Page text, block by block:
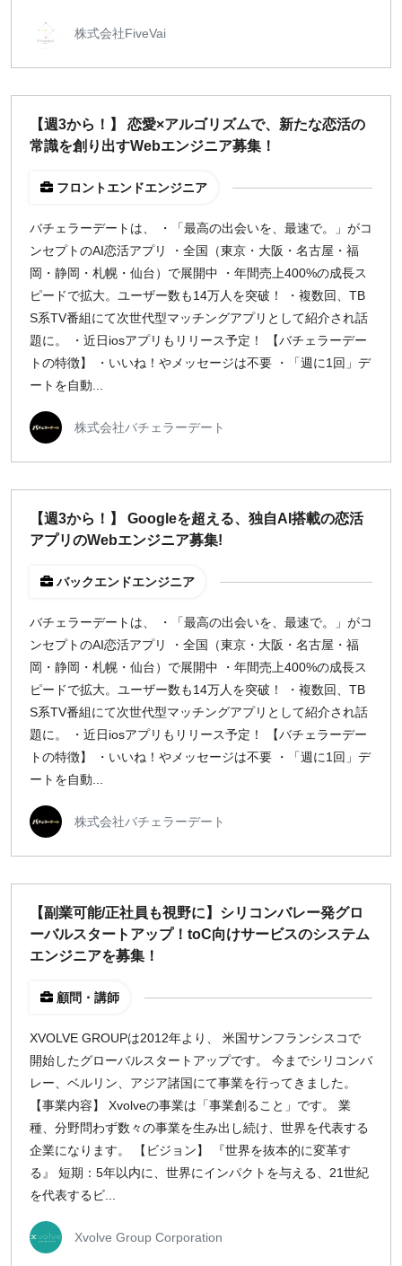
株式会社FiveVai
【週3から！】 恋愛×アルゴリズムで、新たな恋活の
常識を創り出すWebエンジニア募集！
フロントエンドエンジニア
バチェラーデートは、 ・「最高の出会いを、最速で。」がコ
ンセプトのAI恋活アプリ ・全国（東京・大阪・名古屋・福
岡・静岡・札幌・仙台）で展開中 ・年間売上400%の成長ス
ピードで拡大。ユーザー数も14万人を突破！ ・複数回、TB
S系TV番組にて次世代型マッチングアプリとして紹介され話
題に。 ・近日iosアプリもリリース予定！ 【バチェラーデー
トの特徴】 ・いいね！やメッセージは不要 ・「週に1回」デ
ートを自動...
株式会社バチェラーデート
【週3から！】 Googleを超える、独自AI搭載の恋活
アプリのWebエンジニア募集!
バックエンドエンジニア
バチェラーデートは、 ・「最高の出会いを、最速で。」がコ
ンセプトのAI恋活アプリ ・全国（東京・大阪・名古屋・福
岡・静岡・札幌・仙台）で展開中 ・年間売上400%の成長ス
ピードで拡大。ユーザー数も14万人を突破！ ・複数回、TB
S系TV番組にて次世代型マッチングアプリとして紹介され話
題に。 ・近日iosアプリもリリース予定！ 【バチェラーデー
トの特徴】 ・いいね！やメッセージは不要 ・「週に1回」デ
ートを自動...
株式会社バチェラーデート
【副業可能/正社員も視野に】シリコンバレー発グロ
ーバルスタートアップ！toC向けサービスのシステム
エンジニアを募集！
顧問・講師
XVOLVE GROUPは2012年より、 米国サンフランシスコで
開始したグローバルスタートアップです。 今までシリコンバ
レー、ベルリン、アジア諸国にて事業を行ってきました。
【事業内容】 Xvolveの事業は「事業創ること」です。 業
種、分野問わず数々の事業を生み出し続け、世界を代表する
企業になります。 【ビジョン】 『世界を抜本的に変革す
る』 短期：5年以内に、世界にインパクトを与える、21世紀
を代表するビ...
Xvolve Group Corporation